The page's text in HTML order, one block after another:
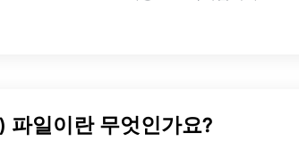
일이란 무엇인가요?